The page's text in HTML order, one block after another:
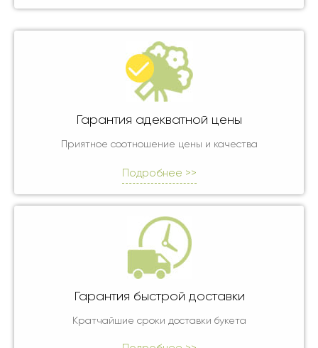
Гарантия адекватной цены
Приятное соотношение цены и качества
Подробнее >>
Гарантия быстрой доставки
Кратчайшие сроки доставки букета